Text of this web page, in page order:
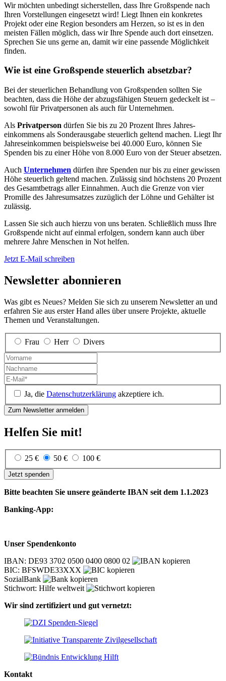
Wir möchten unbedingt sicherstellen, dass Ihre Groß­spende nach
Ihren Vorstell­ungen eingesetzt wird! Liegt Ihnen ein konkretes
Projekt oder eine Region besonders am Herzen, so ist es in den
meisten Fällen mög­lich, dass wir Ihre Spende auch dort ein­setzen.
Sprechen Sie uns gerne an, damit wir eine passende Möglich­keit
finden.
Wie ist eine Groß­spende steuer­lich absetzbar?
Bei der steuer­lichen Behandlung von Groß­spenden sollten Sie
beachten, dass die Höhe der abzugs­fähigen Steuern gedeckelt ist –
sowohl für Privat­personen als auch für Unter­nehmen.
Als Privat­person dürfen Sie bis zu 20 Prozent Ihres Jahres­
einkommens als Sonder­ausgabe steuer­lich geltend machen. Liegt Ihr
Jahres­einkommen beispiels­weise bei 40.000 Euro, können Sie
Spenden bis zu einer Höhe von 8.000 Euro von der Steuer absetzen.
Auch Unternehmen dürfen ihre Spenden nur bis zu einer gewissen
Höhe steuer­lich geltend machen. Zulässig sind höchstens 20 Prozent
des Gesamt­betrags aller Ein­nahmen. Auch die Grenze von vier
Promille des Jahres­umsatzes zuzüglich der Löhne und Gehälter ist
zulässig.
Lassen Sie sich auch hierzu von uns beraten. Schließlich muss Ihre
Groß­spende nicht auf einmal erfolgen, sondern kann auch über
mehrere Jahre Menschen in Not helfen.
Jetzt E-Mail schreiben
Newsletter abonnieren
Was gibt es Neues? Melden Sie sich zu unserem Newsletter an und
erfahren Sie aus erster Hand alles über unsere Projekte, aktuelle
Themen und Veranstaltungen.
Frau Herr Divers
Ja, die Datenschutzerklärung akzeptiere ich.
Helfen Sie mit!
25 € 50 € 100 €
Jetzt spenden
Bitte beachten Sie unsere geänderte IBAN seit dem 1.1.2023
Banking-App:
Unser Spendenkonto
IBAN: DE93 3702 0500 0400 0800 02
BIC: BFSWDE33XXX
SozialBank
Stichwort: Hilfe weltweit
Wir sind zertifiziert und gut vernetzt:
Kontakt